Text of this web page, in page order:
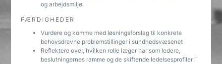
og arbejdsmiljø.
FÆRDIGHEDER
Vurdere og komme med løsningsforslag til konkrete
behovsdrevne problemstillinger i sundhedsvæsenet
Reflektere over, hvilken rolle læger har som ledere,
beslutningernes ramme og de skiftende ledelsesprofiler i